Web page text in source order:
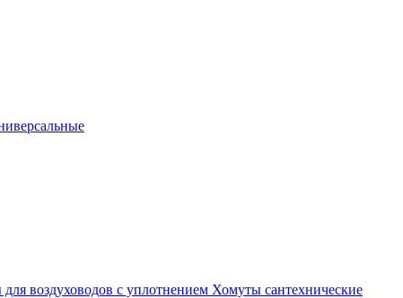
воздуховодов с уплотнением Хомуты сантехнические